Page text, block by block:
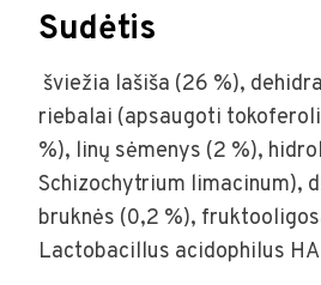
Sudėtis
šviežia lašiša (26 %),
riebalai (apsaugoti
%), linų sėmenys (2 %),
Schizochytrium limacinum),
bruknės (0,2 %),
Lactobacillus acidophilus